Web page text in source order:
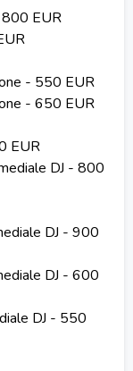
800 EUR
- 550 EUR
- 650 EUR
EUR
DJ - 800
DJ - 900
DJ - 600
DJ - 550